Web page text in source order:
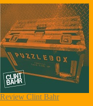
Review Clint Bahr